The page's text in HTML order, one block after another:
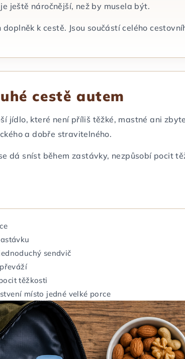
ještě náročnější, než by musela být.
k cestě. Jsou součástí celého
cestě autem
jídlo, které není příliš těžké, mastné ani
a dobře stravitelného.
dá sníst během zastávky, nezpůsobí pocit
sendvič
těžkosti
místo jedné velké porce